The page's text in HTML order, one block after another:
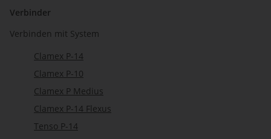
Verbinder
Verbinden mit System
Clamex P-14
Clamex P-10
Clamex P Medius
Clamex P-14 Flexus
Tenso P-14